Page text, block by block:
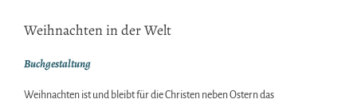
Weihnachten in der Welt
Buchgestaltung
Weihnachten ist und bleibt für die Christen neben Ostern das